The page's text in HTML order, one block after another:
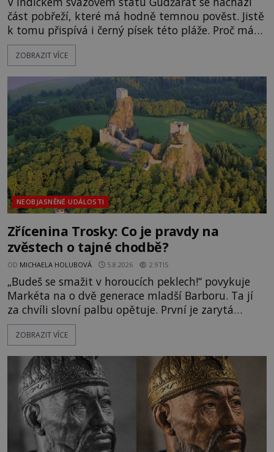
část pobřeží, které má hodně temnou pověst. Jistě
k tomu přispívá i černý písek této pláže. Proč má
pláž takové netypické zbarvení? Nakolik jsou
pravdivé historky, že zde došlo k nevysvětlitelným
následovat. Vstupujeme na pláž Dumas ve městě
Surat. Gu
ZOBRAZIT VÍCE
NEOBJASNĚNÉ UDÁLOSTI
Zřícenina Trosky: Co je pravdy na
zvěstech o tajné chodbě?
OD MICHAELA HOLUBOVÁ 5.8.2026 2.9TIS
„Budeš se smažit v horoucích peklech!“ povykuje
Markéta na o dvě generace mladší Barboru. Ta jí
za chvíli slovní palbu opětuje. První je zarytá
katolička, druhá přesvědčená kališnice. A každá z
nich se usídlí na jedné z věží slavného hradu
mezi vůdce protihusitského boje. Za manželku má
skutečně jistou
ZOBRAZIT VÍCE